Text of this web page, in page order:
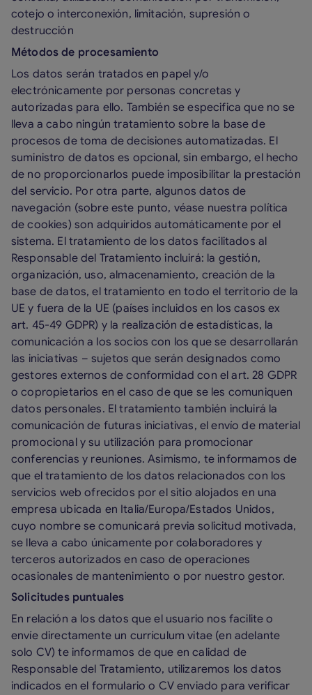
cotejo o interconexión, limitación, supresión o
destrucción
Métodos de procesamiento
Los datos serán tratados en papel y/o
electrónicamente por personas concretas y
autorizadas para ello. También se especifica que no se
lleva a cabo ningún tratamiento sobre la base de
procesos de toma de decisiones automatizadas. El
suministro de datos es opcional, sin embargo, el hecho
de no proporcionarlos puede imposibilitar la prestación
del servicio. Por otra parte, algunos datos de
navegación (sobre este punto, véase nuestra política
de cookies) son adquiridos automáticamente por el
sistema. El tratamiento de los datos facilitados al
Responsable del Tratamiento incluirá: la gestión,
organización, uso, almacenamiento, creación de la
base de datos, el tratamiento en todo el territorio de la
UE y fuera de la UE (países incluidos en los casos ex
art. 45-49 GDPR) y la realización de estadísticas, la
comunicación a los socios con los que se desarrollarán
las iniciativas – sujetos que serán designados como
gestores externos de conformidad con el art. 28 GDPR
o copropietarios en el caso de que se les comuniquen
datos personales. El tratamiento también incluirá la
comunicación de futuras iniciativas, el envío de material
promocional y su utilización para promocionar
conferencias y reuniones. Asimismo, te informamos de
que el tratamiento de los datos relacionados con los
servicios web ofrecidos por el sitio alojados en una
empresa ubicada en Italia/Europa/Estados Unidos,
cuyo nombre se comunicará previa solicitud motivada,
se lleva a cabo únicamente por colaboradores y
terceros autorizados en caso de operaciones
ocasionales de mantenimiento o por nuestro gestor.
Solicitudes puntuales
En relación a los datos que el usuario nos facilite o
envíe directamente un currículum vitae (en adelante
solo CV) te informamos de que en calidad de
Responsable del Tratamiento, utilizaremos los datos
indicados en el formulario o CV enviado para verificar